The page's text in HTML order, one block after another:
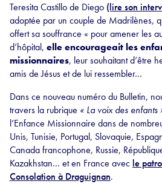
Teresita Castillo de Diego (lire son
adoptée par un couple de Madrilènes,
offert sa souffrance « pour amener les
d’hôpital, elle encourageait les
missionnaires, leur souhaitant d’être
amis de Jésus et de lui ressembler…
Dans ce nouveau numéro du Bulletin,
travers la rubrique « La voix des enfants
l’Enfance Missionnaire dans de
Unis, Tunisie, Portugal, Slovaquie,
Canada francophone, Russie,
Kazakhstan… et en France avec le
Consolation à Draguignan.